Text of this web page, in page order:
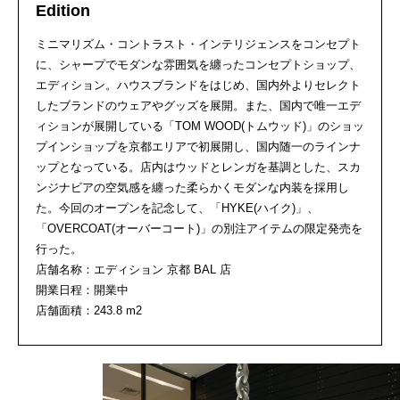
Edition
ミニマリズム・コントラスト・インテリジェンスをコンセプト
に、シャープでモダンな雰囲気を纏ったコンセプトショップ、
エディション。ハウスブランドをはじめ、国内外よりセレクト
したブランドのウェアやグッズを展開。また、国内で唯一エデ
ィションが展開している「TOM WOOD(トムウッド)」のショッ
プインショップを京都エリアで初展開し、国内随一のラインナ
ップとなっている。店内はウッドとレンガを基調とした、スカ
ンジナビアの空気感を纏った柔らかくモダンな内装を採用し
た。今回のオープンを記念して、「HYKE(ハイク)」、
「OVERCOAT(オーバーコート)」の別注アイテムの限定発売を
行った。
店舗名称：エディション 京都 BAL 店
開業日程：開業中
店舗面積：243.8 m2